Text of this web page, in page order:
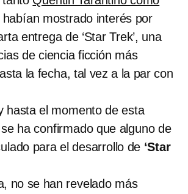
habían mostrado interés por
entrega de ‘Star Trek’, una
de ciencia ficción más
la fecha, tal vez a la par con
hasta el momento de esta
ha confirmado que alguno de
para el desarrollo de ‘Star
no se han revelado más